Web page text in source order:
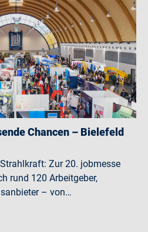
Chancen – Bielefeld
Zur 20. jobmesse
rund 120 Arbeitgeber,
– von…